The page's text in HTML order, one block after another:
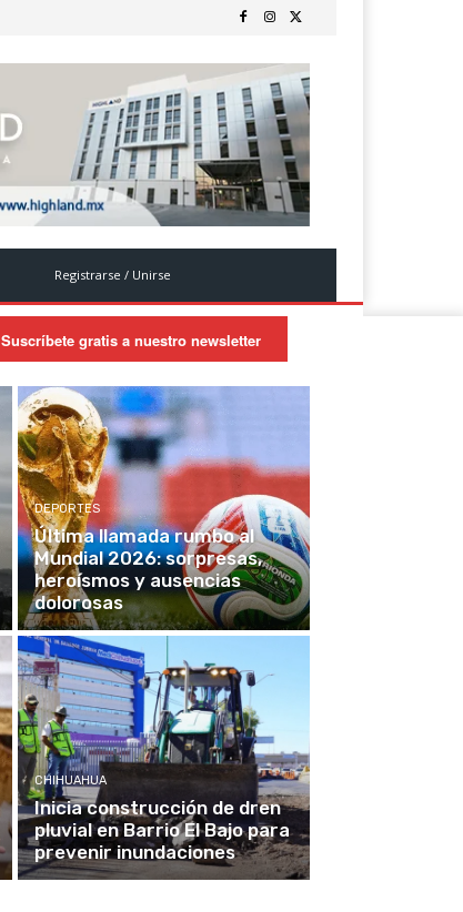
Registrarse / Unirse
Suscríbete gratis a nuestro newsletter
DEPORTES
Última llamada rumbo al
Mundial 2026: sorpresas,
heroísmos y ausencias
dolorosas
CHIHUAHUA
Inicia construcción de dren
pluvial en Barrio El Bajo para
prevenir inundaciones